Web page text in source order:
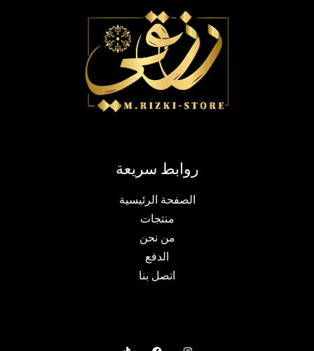
روابط سريعة
الصفحة الرئيسية
منتجات
من نحن
الدفع
اتصل بنا